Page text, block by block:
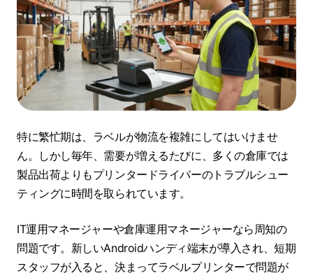
特に繁忙期は、ラベルが物流を複雑にしてはいけませ
ん。しかし毎年、需要が増えるたびに、多くの倉庫では
製品出荷よりもプリンタードライバーのトラブルシュー
ティングに時間を取られています。
IT運用マネージャーや倉庫運用マネージャーなら周知の
問題です。新しいAndroidハンディ端末が導入され、短期
スタッフが入ると、決まってラベルプリンターで問題が